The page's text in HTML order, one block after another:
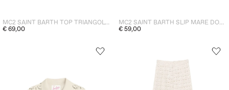
MC2 SAINT BARTH TOP TRIANGOLO DONNA MARRONE
€ 69,00
MC2 SAINT BARTH SLIP MARE DONNA MARRONE
€ 59,00